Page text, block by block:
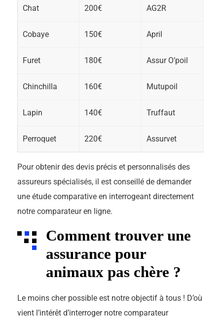
Chat 200€ AG2R
Cobaye 150€ April
Furet 180€ Assur O’poil
Chinchilla 160€ Mutupoil
Lapin 140€ Truffaut
Perroquet 220€ Assurvet
Pour obtenir des devis précis et personnalisés des
assureurs spécialisés, il est conseillé de demander
une étude comparative en interrogeant directement
notre comparateur en ligne.
Comment trouver une
assurance pour
animaux pas chère ?
Le moins cher possible est notre objectif à tous ! D’où
vient l’intérêt d’interroger notre comparateur